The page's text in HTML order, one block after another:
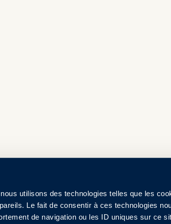
utilisons des technologies telles que les
Le fait de consentir à ces technologies
de navigation ou les ID uniques sur ce